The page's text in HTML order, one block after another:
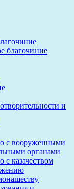
благочиние
и
с вооруженными
органами
с казачеством